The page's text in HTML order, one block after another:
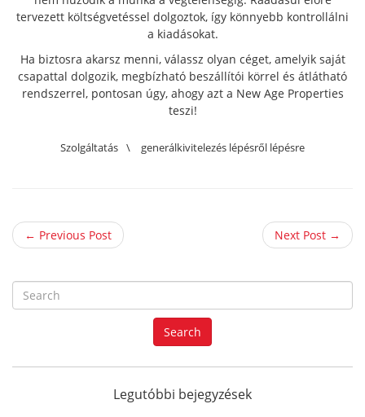
tervezett költségvetéssel dolgoztok, így könnyebb kontrollálni
a kiadásokat.
Ha biztosra akarsz menni, válassz olyan céget, amelyik saját
csapattal dolgozik, megbízható beszállítói körrel és átlátható
rendszerrel, pontosan úgy, ahogy azt a New Age Properties
teszi!
Szolgáltatás \ generálkivitelezés lépésről lépésre
← Previous Post Next Post →
e
a
r
f
Search
Legutóbbi bejegyzések